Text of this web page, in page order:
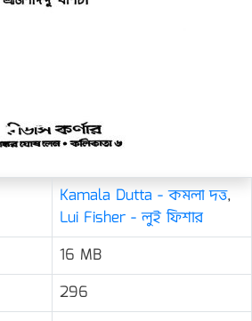
Kamala Dutta - কমলা দত্ত,
Lui Fisher - লুই ফিশার
16 MB
296